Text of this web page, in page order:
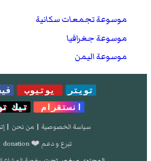
موسوعة تجمعات سكانية
موسوعة جغرافيا
موسوعة اليمن
تويتر يوتيوب
انستقرام
تيك
سياسة الخصوصية | من نحن |
تبرع و دعم ❤️ donation